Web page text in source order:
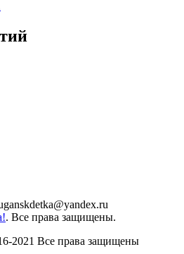
. Все права защищены.
2021 Все права защищены